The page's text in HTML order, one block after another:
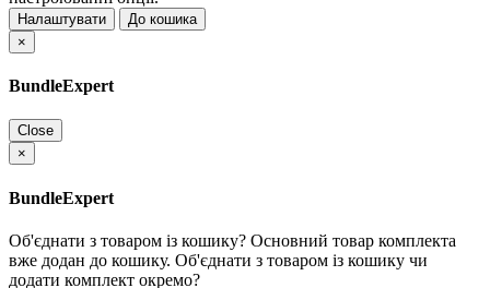
Налаштувати
До кошика
×
BundleExpert
Close
×
BundleExpert
Об'єднати з товаром із кошику? Основний товар комплекта
вже додан до кошику. Об'єднати з товаром із кошику чи
додати комплект окремо?